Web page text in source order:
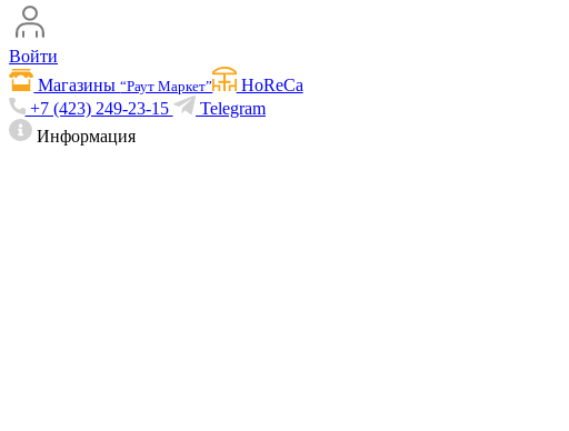
Войти
Магазины“Раут Маркет”
HoReCa
+7 (423) 249-23-15
Telegram
Информация